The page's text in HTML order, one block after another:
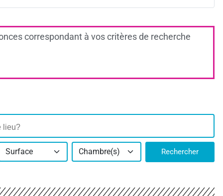
correspondant à vos critères de recherche
Surface Chambre(s) Rechercher